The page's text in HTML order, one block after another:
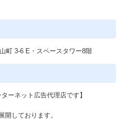
町 3-6 E・スペースタワー8階
ーネット広告代理店です】
しております。